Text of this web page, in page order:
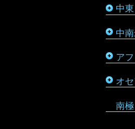
中東
レ
中
ボ
ホ
ア
モ
モ
ル
オ
バ
パ
仏
マ
南極